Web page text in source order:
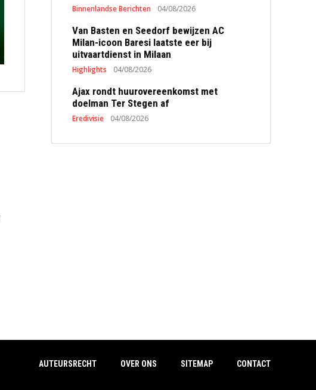
Binnenlandse Berichten 04/08/2026
Van Basten en Seedorf bewijzen AC
Milan-icoon Baresi laatste eer bij
uitvaartdienst in Milaan
Highlights 04/08/2026
Ajax rondt huurovereenkomst met
doelman Ter Stegen af
Eredivisie 04/08/2026
AUTEURSRECHT OVER ONS SITEMAP CONTACT